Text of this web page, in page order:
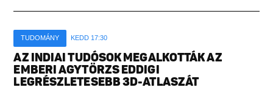
TUDOMÁNY KEDD 17:30
AZ INDIAI TUDÓSOK MEGALKOTTÁK AZ
EMBERI AGYTÖRZS EDDIGI
LEGRÉSZLETESEBB 3D-ATLASZÁT